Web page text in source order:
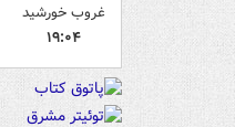
غروب خورشید
۱۹:۰۴